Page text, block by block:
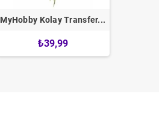
MyHobby Kolay Transfer...
₺39,99